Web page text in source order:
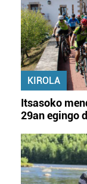
KIROLA
Itsasoko
29an egingo